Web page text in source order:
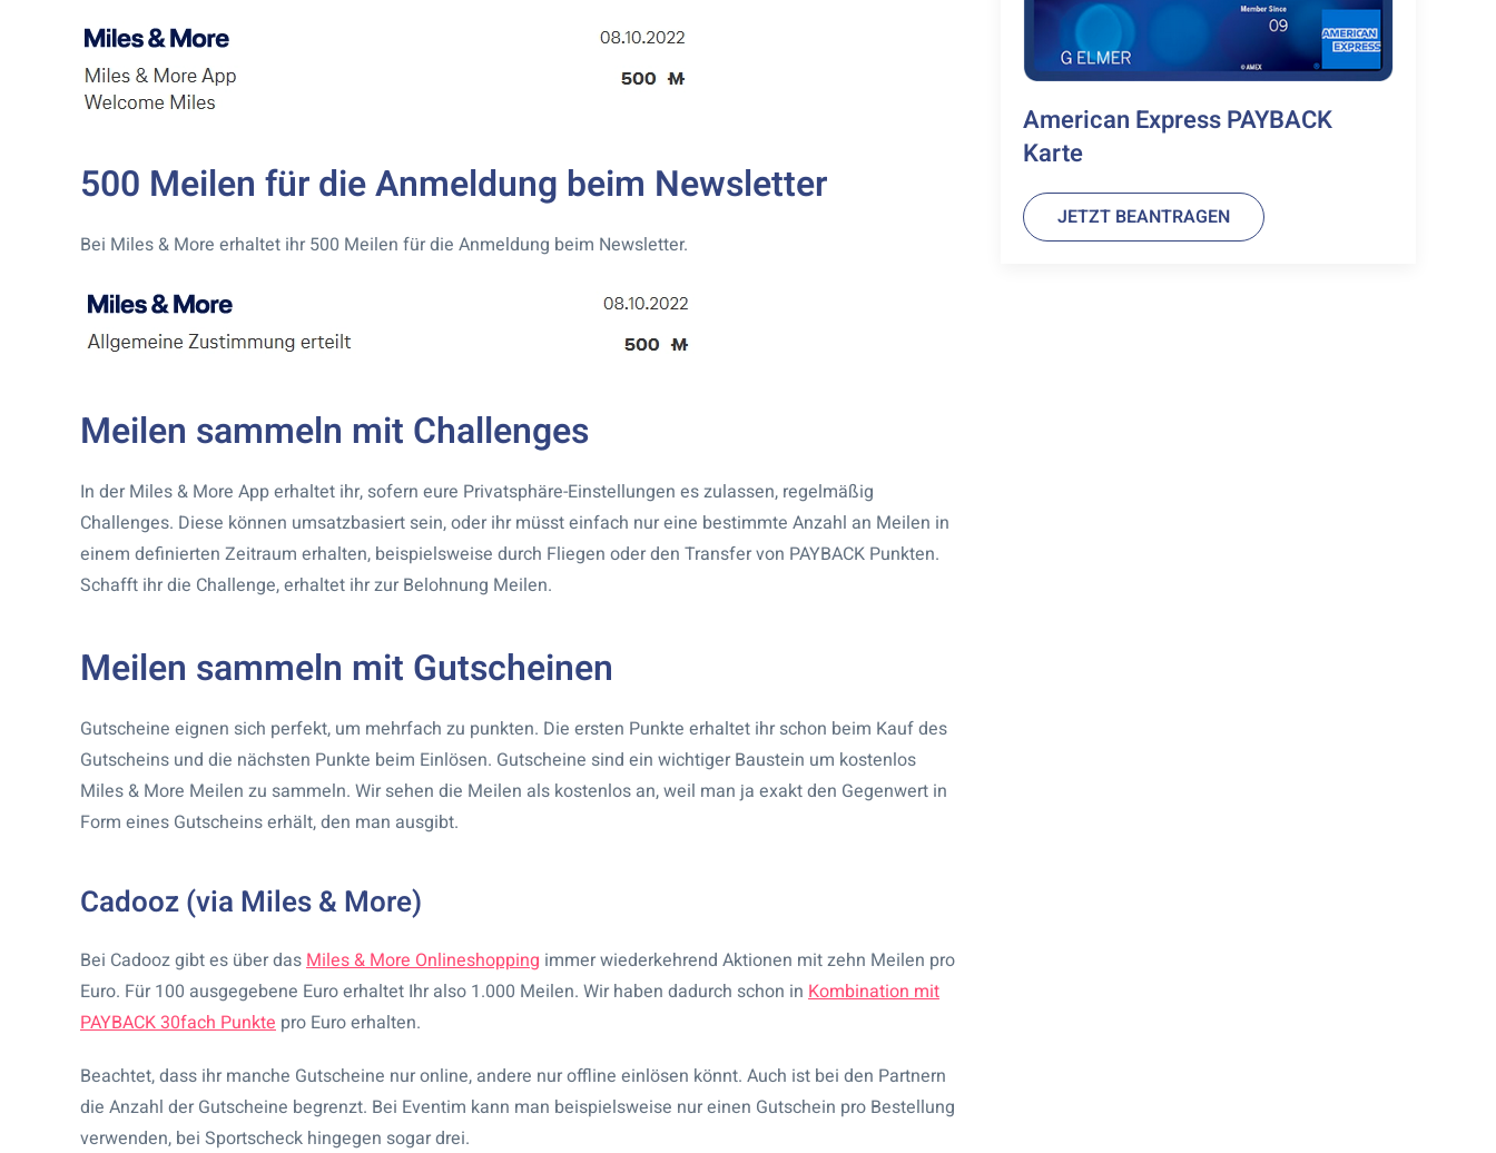
500 Meilen für die Anmeldung beim Newsletter
Bei Miles & More erhaltet ihr 500 Meilen für die Anmeldung beim Newsletter.
Meilen sammeln mit Challenges
In der Miles & More App erhaltet ihr, sofern eure Privatsphäre-Einstellungen es zulassen, regelmäßig
Challenges. Diese können umsatzbasiert sein, oder ihr müsst einfach nur eine bestimmte Anzahl an Meilen in
einem definierten Zeitraum erhalten, beispielsweise durch Fliegen oder den Transfer von PAYBACK Punkten.
Schafft ihr die Challenge, erhaltet ihr zur Belohnung Meilen.
Meilen sammeln mit Gutscheinen
Gutscheine eignen sich perfekt, um mehrfach zu punkten. Die ersten Punkte erhaltet ihr schon beim Kauf des
Gutscheins und die nächsten Punkte beim Einlösen. Gutscheine sind ein wichtiger Baustein um kostenlos
Miles & More Meilen zu sammeln. Wir sehen die Meilen als kostenlos an, weil man ja exakt den Gegenwert in
Form eines Gutscheins erhält, den man ausgibt.
Cadooz (via Miles & More)
Bei Cadooz gibt es über dasMiles & More Onlineshopping immer wiederkehrend Aktionen mit zehn Meilen pro
Euro. Für 100 ausgegebene Euro erhaltet Ihr also 1.000 Meilen. Wir haben dadurch schon in Kombination mit
PAYBACK 30fach Punkte pro Euro erhalten.
Beachtet, dass ihr manche Gutscheine nur online, andere nur offline einlösen könnt. Auch ist bei den Partnern
die Anzahl der Gutscheine begrenzt. Bei Eventim kann man beispielsweise nur einen Gutschein pro Bestellung
verwenden, bei Sportscheck hingegen sogar drei.
American Express PAYBACK
Karte
JETZT BEANTRAGEN